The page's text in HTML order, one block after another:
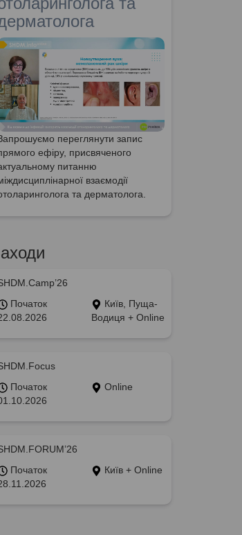
переглянути запис
ефіру, присвяченого
питанню
взаємодії
та дерматолога.
Початок
Київ, Пуща-
Водиця + Online
Початок
Online
Початок
Київ + Online